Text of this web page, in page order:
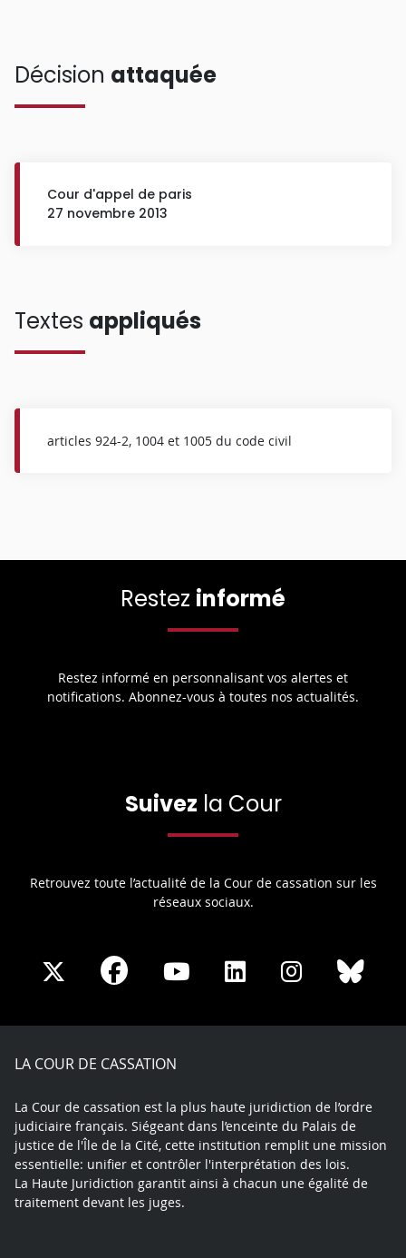
Décision attaquée
Cour d'appel de paris
27 novembre 2013
Textes appliqués
articles 924-2, 1004 et 1005 du code civil
Restez informé
Restez informé en personnalisant vos alertes et
notifications. Abonnez-vous à toutes nos actualités.
Suivez la Cour
Retrouvez toute l’actualité de la Cour de cassation sur les
réseaux sociaux.
Share
X
Share
Facebook
Share
Youtube
Share
LinkedIn
Share
Instagram
LA COUR DE CASSATION
La Cour de cassation est la plus haute juridiction de l’ordre
judiciaire français. Siégeant dans l’enceinte du Palais de
justice de l'Île de la Cité, cette institution remplit une mission
essentielle: unifier et contrôler l'interprétation des lois.
La Haute Juridiction garantit ainsi à chacun une égalité de
traitement devant les juges.